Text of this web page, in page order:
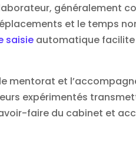
généralement
et le temps
saisie automatique
mentorat et
expérimentés
faire du cabinet et